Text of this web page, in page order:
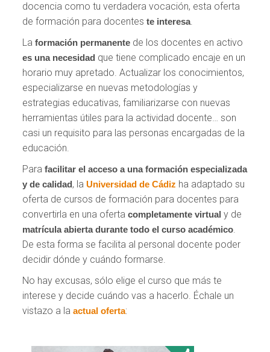
docencia como tu verdadera vocación, esta oferta
de formación para docentes te interesa.
Laformación permanente de los docentes en activo
es una necesidad que tiene complicado encaje en un
horario muy apretado. Actualizar los conocimientos,
especializarse en nuevas metodologías y
estrategias educativas, familiarizarse con nuevas
herramientas útiles para la actividad docente… son
casi un requisito para las personas encargadas de la
educación.
Parafacilitar el acceso a una formación especializada
y de calidad, laUniversidad de Cádiz ha adaptado su
oferta de cursos de formación para docentes para
convertirla en una ofertacompletamente virtual y de
matrícula abierta durante todo el curso académico.
De esta forma se facilita al personal docente poder
decidir dónde y cuándo formarse.
No hay excusas, sólo elige el curso que más te
interese y decide cuándo vas a hacerlo. Échale un
vistazo a laactual oferta: